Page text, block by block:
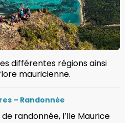
différentes régions ainsi
mauricienne.
– Randonnée
randonnée, l’Ile Maurice